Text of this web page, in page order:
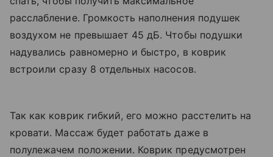
расслабление. Громкость наполнения подушек
воздухом не превышает 45 дБ. Чтобы подушки
надувались равномерно и быстро, в коврик
встроили сразу 8 отдельных насосов.
Так как коврик гибкий, его можно расстелить на
кровати. Массаж будет работать даже в
полулежачем положении. Коврик предусмотрен